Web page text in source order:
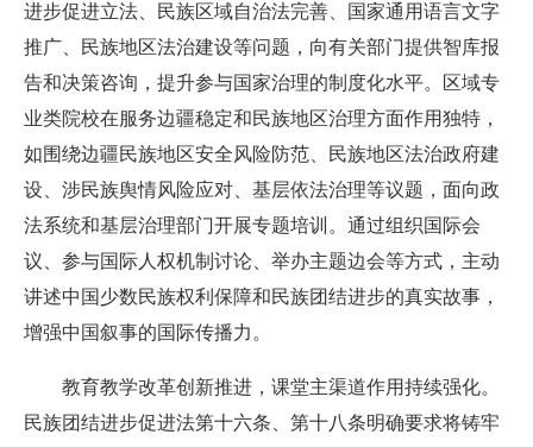
进步促进立法、民族区域自治法完善、国家通用语言文字
推广、民族地区法治建设等问题，向有关部门提供智库报
告和决策咨询，提升参与国家治理的制度化水平。区域专
业类院校在服务边疆稳定和民族地区治理方面作用独特，
如围绕边疆民族地区安全风险防范、民族地区法治政府建
设、涉民族舆情风险应对、基层依法治理等议题，面向政
法系统和基层治理部门开展专题培训。通过组织国际会
议、参与国际人权机制讨论、举办主题边会等方式，主动
讲述中国少数民族权利保障和民族团结进步的真实故事，
增强中国叙事的国际传播力。
教育教学改革创新推进，课堂主渠道作用持续强化。
民族团结进步促进法第十六条、第十八条明确要求将铸牢